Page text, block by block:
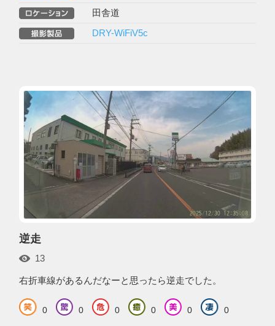
田舎道
DRY-WiFiV5c
逆走
13
右折車線があるんだなーと思ったら逆走でした。
0 0 0 0 0 0